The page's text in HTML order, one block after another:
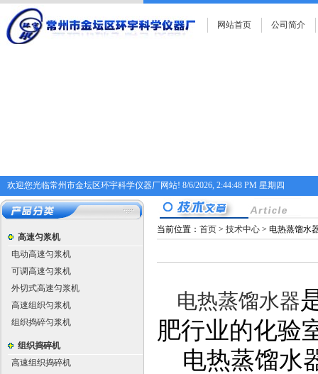
网站首页 公司简介
欢迎您光临常州市金坛区环宇科学仪器厂网站! 8/6/2026, 2:44:48 PM 星期四
高速匀浆机
电动高速匀浆机
可调高速匀浆机
外切式高速匀浆机
高速组织匀浆机
组织捣碎匀浆机
组织捣碎机
高速组织捣碎机
当前位置： 首页 > 技术中心 > 电热蒸馏水
电热蒸馏水器
肥行业的化验
电热蒸馏水